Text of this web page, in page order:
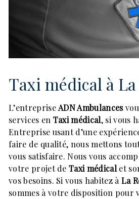
Taxi médical à
L’entrepriseADN Ambulances
services en Taxi médical, si vous
Entreprise usant d’une
faire de qualité, nous mettons
vous satisfaire. Nous vous
votre projet deTaxi médicalet
vos besoins. Si vous habitez àLa
sommes à votre disposition pour